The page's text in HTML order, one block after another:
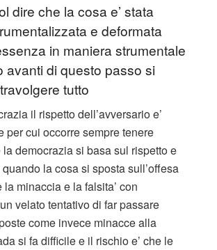
dire che la cosa e’ stata
e deformata
in maniera strumentale
di questo passo si
tutto
il rispetto dell’avversario e’
per cui occorre sempre tenere
democrazia si basa sul rispetto e
la cosa si sposta sull’offesa
minaccia e la falsita’ con
velato tentativo di far passare
come invece minacce alla
si fa difficile e il rischio e’ che le